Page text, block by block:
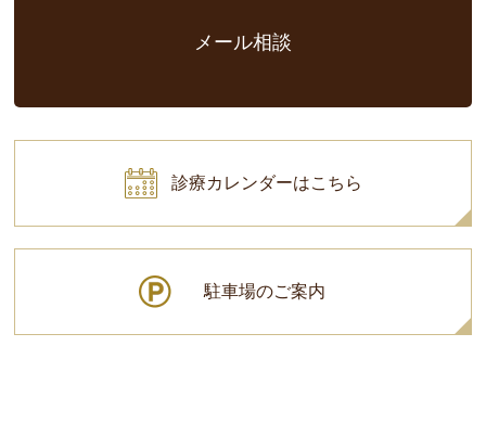
メール相談
診療カレンダーはこちら
駐車場のご案内